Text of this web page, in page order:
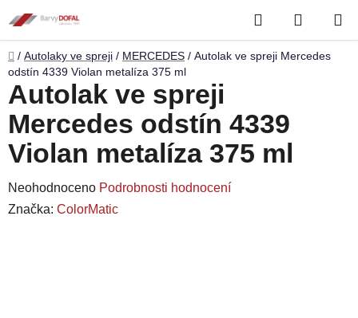
na
obsah
Hledat
KOŠÍK
Domů
/ Autolaky ve spreji / MERCEDES / Autolak ve spreji Mercedes
odstín 4339 Violan metalíza 375 ml
Autolak ve spreji
Mercedes odstín 4339
Violan metalíza 375 ml
Průměrné
hodnocení
Neohodnoceno Podrobnosti hodnocení
Značka: ColorMatic